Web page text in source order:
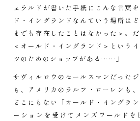
ェラルドが書いた手紙にこんな言葉
ド・イングランドなんていう場所は
までも存在したことはなかった＞。
＜オールド・イングランド＞という
ツのためのショップがある……」
サヴィルロウのセールスマンだった
も、アメリカのラルフ・ローレンも
どこにもない「オールド・イングラ
ーションを受けてメンズワールドを